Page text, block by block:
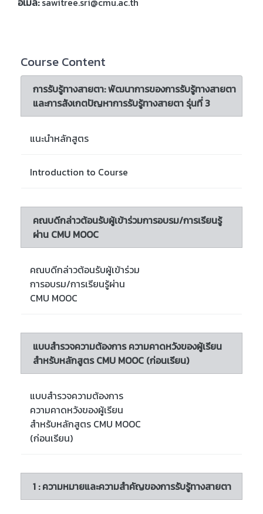
Course Content
การรับรู้ทางสายตา: พัฒนาการของการรับรู้ทางสายตา
และการสังเกตปัญหาการรับรู้ทางสายตา รุ่นที่ 3
แนะนำหลักสูตร
Introduction to Course
คณบดีกล่าวต้อนรับผู้เข้าร่วมการอบรม/การเรียนรู้
ผ่าน CMU MOOC
คณบดีกล่าวต้อนรับผู้เข้าร่วม
การอบรม/การเรียนรู้ผ่าน
CMU MOOC
แบบสำรวจความต้องการ ความคาดหวังของผู้เรียน
สำหรับหลักสูตร CMU MOOC (ก่อนเรียน)
แบบสำรวจความต้องการ
ความคาดหวังของผู้เรียน
สำหรับหลักสูตร CMU MOOC
(ก่อนเรียน)
1 : ความหมายและความสำคัญของการรับรู้ทางสายตา